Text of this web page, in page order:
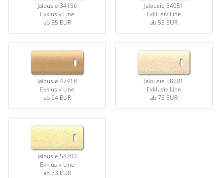
Gardinenstange
Panneaux
Jalousie 34156
Exklusiv Line
ab 55 EUR
Jalousie 34051
Exklusiv Line
ab 55 EUR
Jalousie 47418
Exklusiv Line
ab64 EUR
Jalousie 58201
Exklusiv Line
ab73 EUR
Jalousie 58202
Exklusiv Line
ab73 EUR